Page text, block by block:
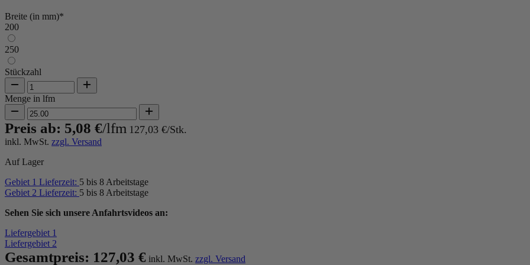
Breite (in mm)*
200
250
Stückzahl
Menge in lfm
Preis ab: 5,08 € 127,03 €
inkl. MwSt. zzgl. Versand
Auf Lager
Gebiet 1 Lieferzeit: 5 bis 8 Arbeitstage
Gebiet 2 Lieferzeit: 5 bis 8 Arbeitstage
Sehen Sie sich unsere Anfahrtsvideos an:
Liefergebiet 1
Liefergebiet 2
Gesamtpreis: 127,03 € inkl. MwSt. zzgl. Versand